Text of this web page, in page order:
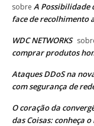
sobre A Possibilidade
face de recolhimento
WDC NETWORKS
comprar produtos
Ataques DDoS na
com segurança de
O coração da
das Coisas: conheça